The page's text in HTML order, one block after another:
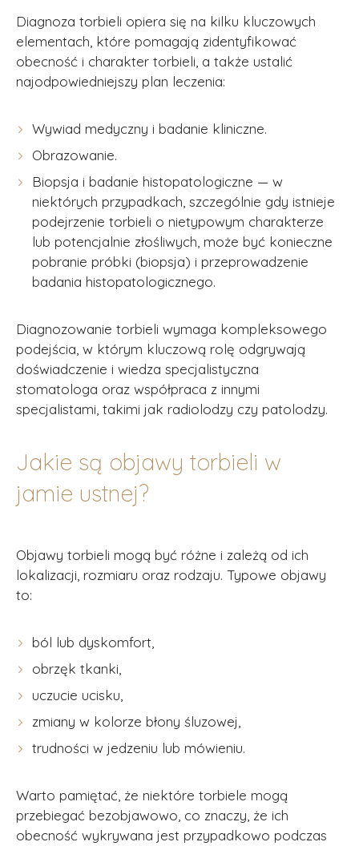
Diagnoza torbieli opiera się na kilku kluczowych
elementach, które pomagają zidentyfikować
obecność i charakter torbieli, a także ustalić
najodpowiedniejszy plan leczenia:
Wywiad medyczny i badanie kliniczne.
Obrazowanie.
Biopsja i badanie histopatologiczne — w
niektórych przypadkach, szczególnie gdy istnieje
podejrzenie torbieli o nietypowym charakterze
lub potencjalnie złośliwych, może być konieczne
pobranie próbki (biopsja) i przeprowadzenie
badania histopatologicznego.
Diagnozowanie torbieli wymaga kompleksowego
podejścia, w którym kluczową rolę odgrywają
doświadczenie i wiedza specjalistyczna
stomatologa oraz współpraca z innymi
specjalistami, takimi jak radiolodzy czy patolodzy.
Jakie są objawy torbieli w
jamie ustnej?
Objawy torbieli mogą być różne i zależą od ich
lokalizacji, rozmiaru oraz rodzaju. Typowe objawy
to:
ból lub dyskomfort,
obrzęk tkanki,
uczucie ucisku,
zmiany w kolorze błony śluzowej,
trudności w jedzeniu lub mówieniu.
Warto pamiętać, że niektóre torbiele mogą
przebiegać bezobjawowo, co znaczy, że ich
obecność wykrywana jest przypadkowo podczas
Wiadomość
Wyrażam zgodę na przetwarzanie moich danych
osobowych zgodnie z
polityką prywatności serwisu.
WYŚLIJ FORMULARZ